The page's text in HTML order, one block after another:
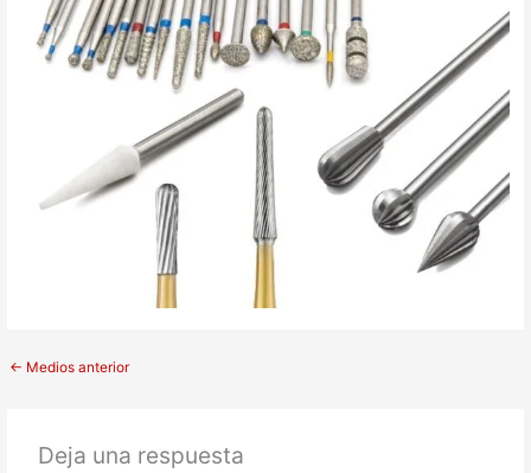
← Medios anterior
Deja una respuesta